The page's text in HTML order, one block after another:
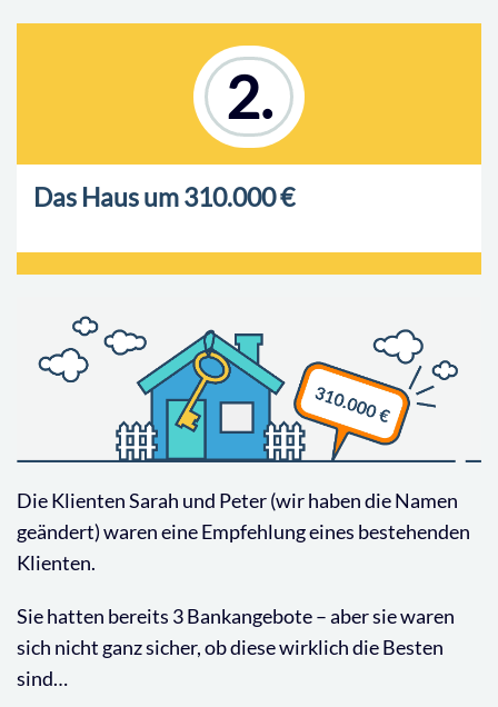
2.
Das Haus um 310.000 €
Die Klienten Sarah und Peter (wir haben die Namen
geändert) waren eine Empfehlung eines bestehenden
Klienten.
Sie hatten bereits 3 Bankangebote – aber sie waren
sich nicht ganz sicher, ob diese wirklich die Besten
sind…